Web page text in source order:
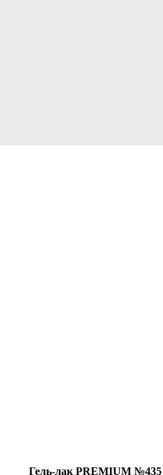
Гель-лак PREMIUM №435